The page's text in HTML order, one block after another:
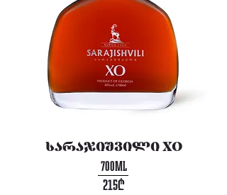
სარაჯიშვილი XO
215₾
700ML